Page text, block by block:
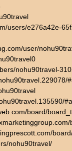
users/e276a42e-
user/
nohu90travel-
board/
nohu90travel/